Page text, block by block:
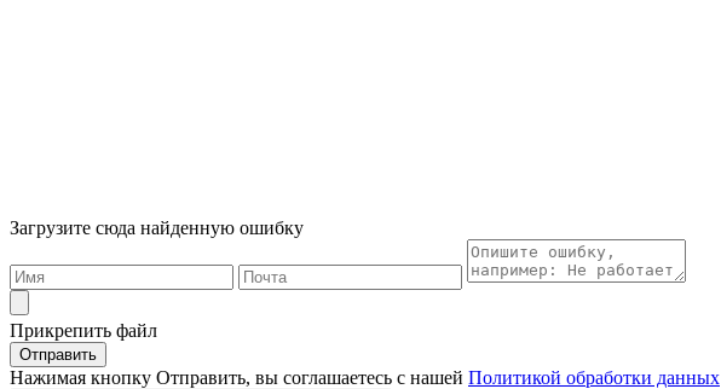
Загрузите сюда найденную ошибку
Прикрепить файл
Отправить
Нажимая кнопку Отправить, вы соглашаетесь с нашей Политикой обработки данных